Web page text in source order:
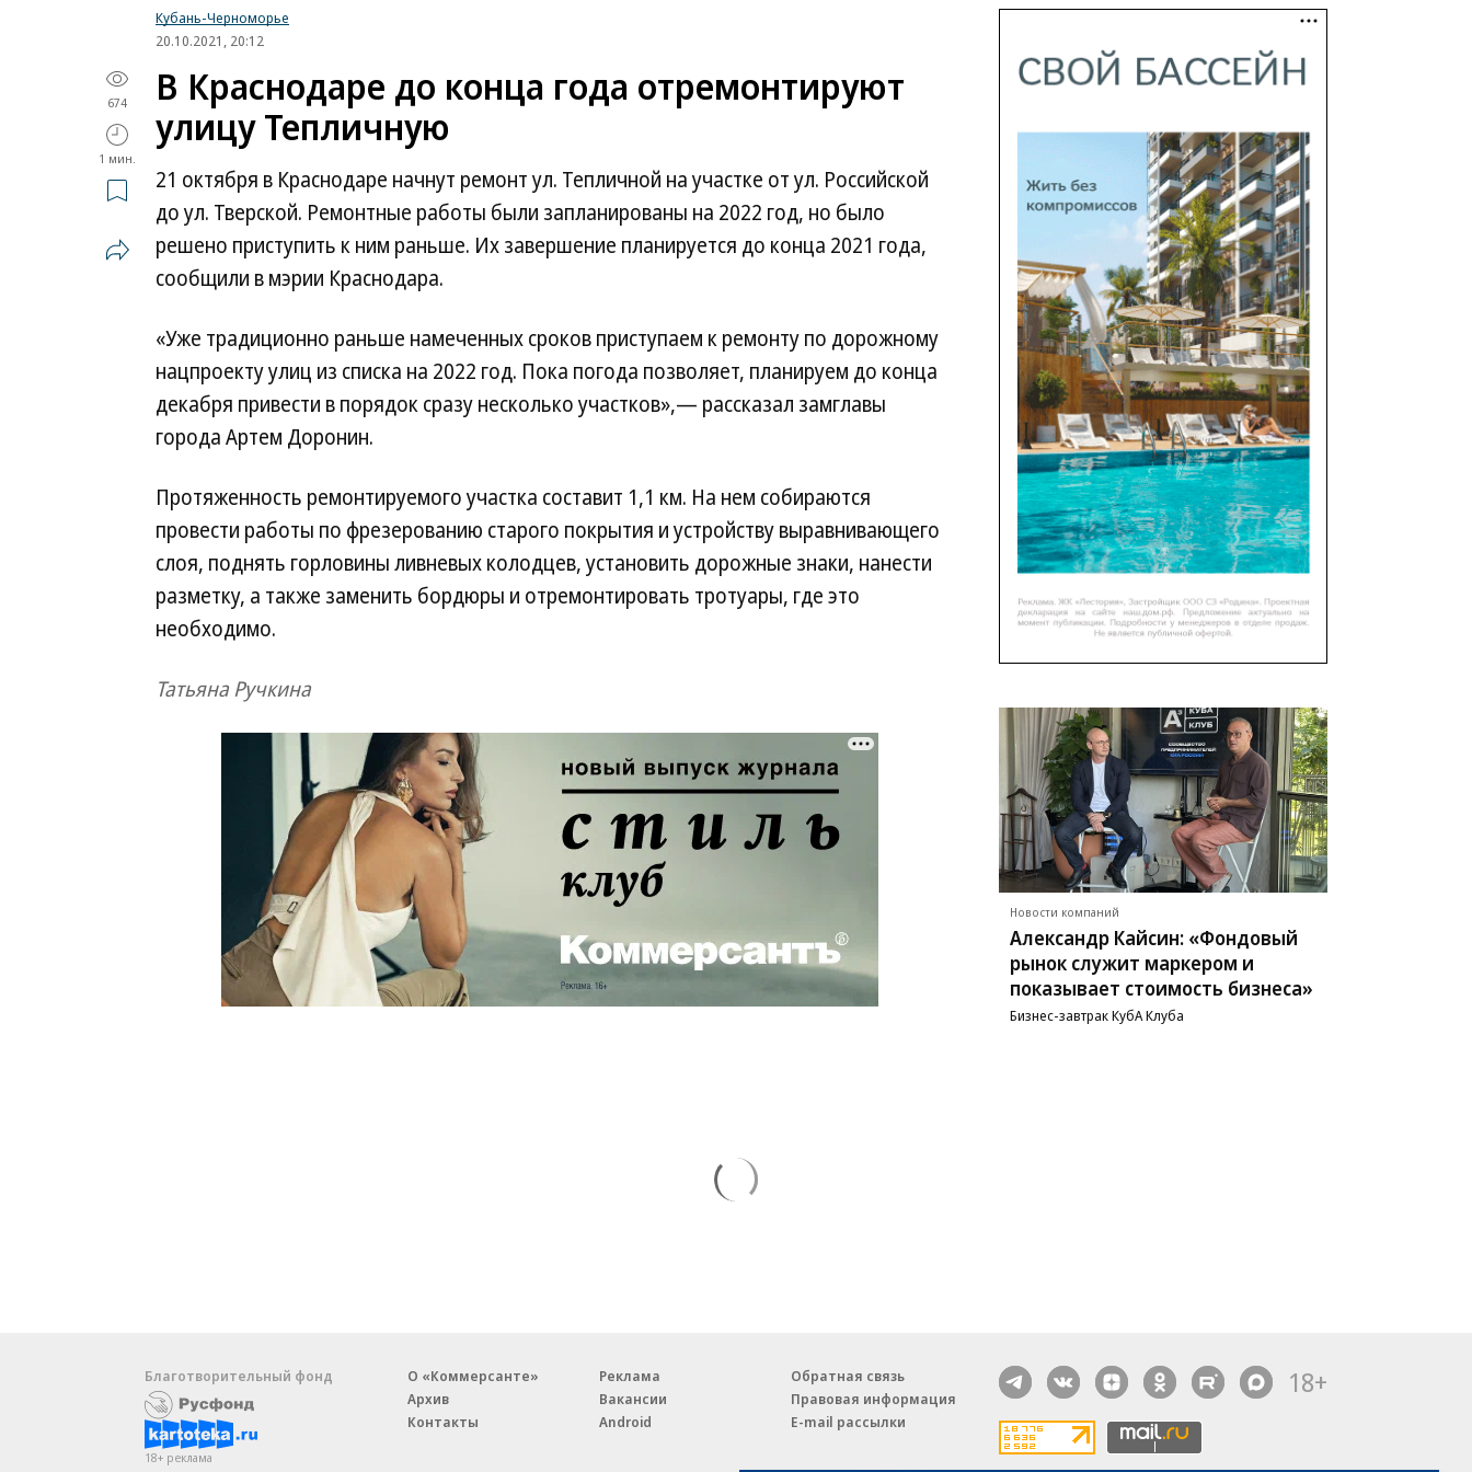
Кубань-Черноморье
20.10.2021, 20:12
674
1 мин.
В Краснодаре до конца года отремонтируют
улицу Тепличную
21 октября в Краснодаре начнут ремонт ул. Тепличной на участке от ул. Российской
до ул. Тверской. Ремонтные работы были запланированы на 2022 год, но было
решено приступить к ним раньше. Их завершение планируется до конца 2021 года,
сообщили в мэрии Краснодара.
«Уже традиционно раньше намеченных сроков приступаем к ремонту по дорожному
нацпроекту улиц из списка на 2022 год. Пока погода позволяет, планируем до конца
декабря привести в порядок сразу несколько участков»,— рассказал замглавы
города Артем Доронин.
Протяженность ремонтируемого участка составит 1,1 км. На нем собираются
провести работы по фрезерованию старого покрытия и устройству выравнивающего
слоя, поднять горловины ливневых колодцев, установить дорожные знаки, нанести
разметку, а также заменить бордюры и отремонтировать тротуары, где это
необходимо.
Татьяна Ручкина
Новости компаний
Александр Кайсин: «Фондовый
рынок служит маркером и
показывает стоимость бизнеса»
Бизнес-завтрак КубА Клуба
Благотворительный фонд
18+ реклама
О «Коммерсанте»
Архив
Контакты
Реклама
Вакансии
Android
Обратная связь
Правовая информация
E-mail рассылки
18+